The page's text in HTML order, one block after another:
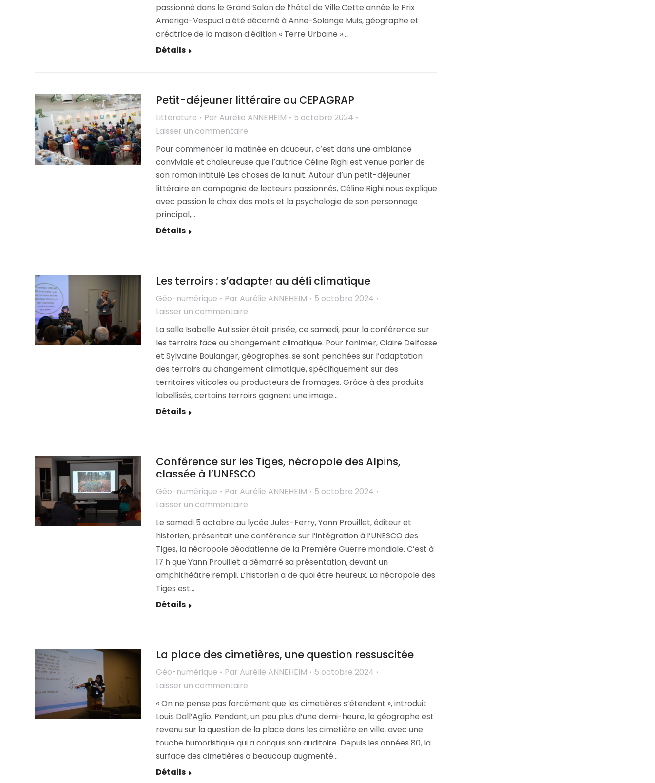
passionné dans le Grand Salon de l’hôtel de Ville.Cette année le Prix
Amerigo-Vespuci a été décerné à Anne-Solange Muis, géographe et
créatrice de la maison d’édition « Terre Urbaine ».…
Détails
Petit-déjeuner littéraire au CEPAGRAP
Littérature Par Aurélie ANNEHEIM
5 octobre 2024
Laisser un commentaire
Pour commencer la matinée en douceur, c’est dans une ambiance
conviviale et chaleureuse que l’autrice Céline Righi est venue parler de
son roman intitulé Les choses de la nuit. Autour d’un petit-déjeuner
littéraire en compagnie de lecteurs passionnés, Céline Righi nous explique
avec passion le choix des mots et la psychologie de son personnage
principal,…
Détails
Les terroirs : s’adapter au défi climatique
Géo-numérique Par Aurélie ANNEHEIM
5 octobre 2024
Laisser un commentaire
La salle Isabelle Autissier était prisée, ce samedi, pour la conférence sur
les terroirs face au changement climatique. Pour l’animer, Claire Delfosse
et Sylvaine Boulanger, géographes, se sont penchées sur l’adaptation
des terroirs au changement climatique, spécifiquement sur des
territoires viticoles ou producteurs de fromages. Grâce à des produits
labellisés, certains terroirs gagnent une image…
Détails
Conférence sur les Tiges, nécropole des Alpins,
classée à l’UNESCO
Géo-numérique Par Aurélie ANNEHEIM
5 octobre 2024
Laisser un commentaire
Le samedi 5 octobre au lycée Jules-Ferry, Yann Prouillet, éditeur et
historien, présentait une conférence sur l’intégration à l’UNESCO des
Tiges, la nécropole déodatienne de la Première Guerre mondiale. C’est à
17 h que Yann Prouillet a démarré sa présentation, devant un
amphithéâtre rempli. L’historien a de quoi être heureux. La nécropole des
Tiges est…
Détails
La place des cimetières, une question ressuscitée
Géo-numérique Par Aurélie ANNEHEIM
5 octobre 2024
Laisser un commentaire
« On ne pense pas forcément que les cimetières s’étendent », introduit
Louis Dall’Aglio. Pendant, un peu plus d’une demi-heure, le géographe est
revenu sur la question de la place dans les cimetière en ville, avec une
touche humoristique qui a conquis son auditoire. Depuis les années 80, la
surface des cimetières a beaucoup augmenté…
Détails